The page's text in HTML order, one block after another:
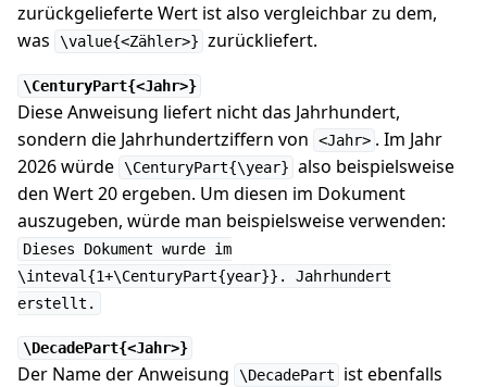
zurückgelieferte Wert ist also vergleichbar zu dem,
was
\value{<Zähler>} zurückliefert.
\CenturyPart{<Jahr>}
Diese Anweisung liefert nicht das Jahrhundert,
sondern die Jahrhundertziffern von
<Jahr> . Im Jahr
2026 würde \CenturyPart{\year} also beispielsweise
den Wert 20 ergeben. Um diesen im Dokument
auszugeben, würde man beispielsweise verwenden:
Dieses Dokument wurde im
\inteval{1+\CenturyPart{year}}. Jahrhundert
erstellt.
\DecadePart{<Jahr>}
Der Name der Anweisung \DecadePart
ist ebenfalls